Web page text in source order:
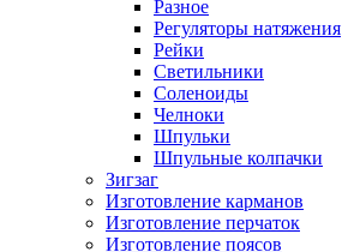
Разное
Регуляторы натяжения
Рейки
Светильники
Соленоиды
Челноки
Шпульки
Шпульные колпачки
Зигзаг
Изготовление карманов
Изготовление перчаток
Изготовление поясов